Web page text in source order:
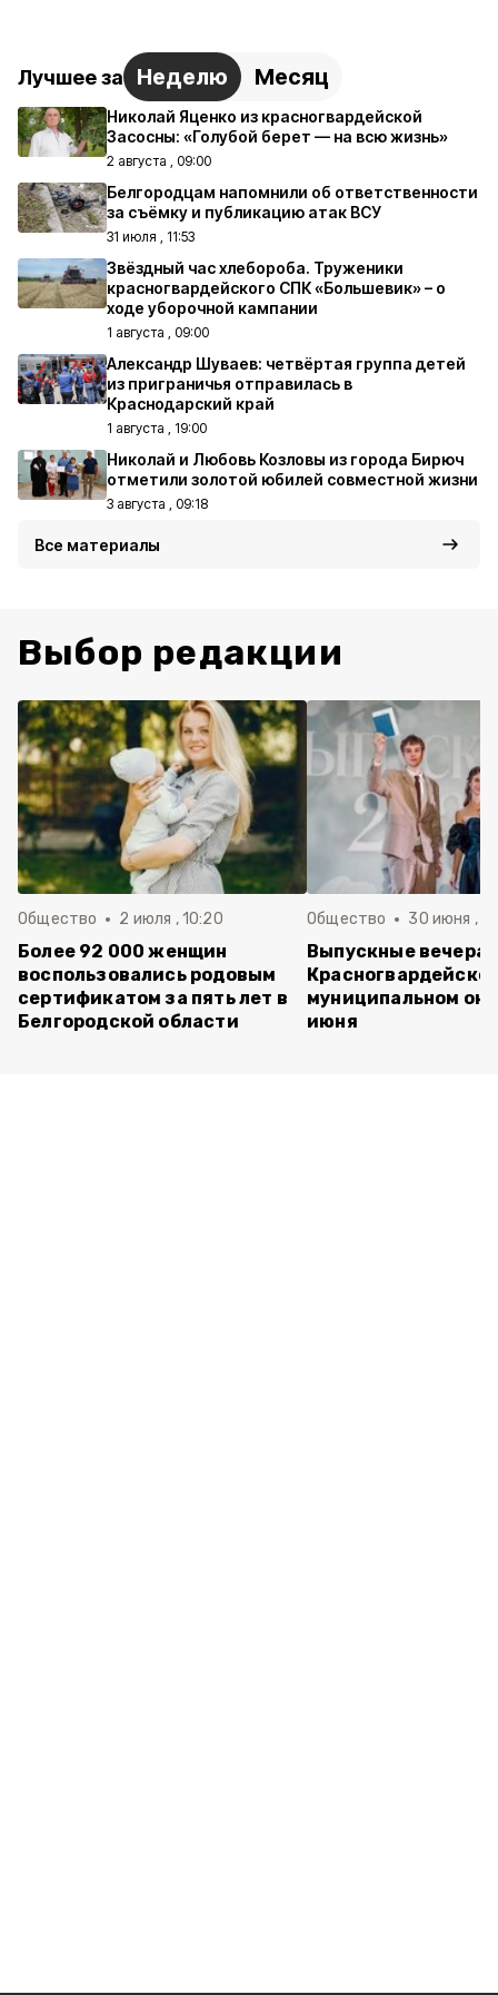
Лучшее за Неделю Месяц
Николай Яценко из красногвардейской
Засосны: «Голубой берет — на всю жизнь»
2 августа , 09:00
Белгородцам напомнили об ответственности
за съёмку и публикацию атак ВСУ
31 июля , 11:53
Звёздный час хлебороба. Труженики
красногвардейского СПК «Большевик» – о
ходе уборочной кампании
1 августа , 09:00
Александр Шуваев: четвёртая группа детей
из приграничья отправилась в
Краснодарский край
1 августа , 19:00
Николай и Любовь Козловы из города Бирюч
отметили золотой юбилей совместной жизни
3 августа , 09:18
Все материалы
Выбор редакции
Общество 2 июля , 10:20
Более 92 000 женщин
воспользовались родовым
сертификатом за пять лет в
Белгородской области
Общество 30 июня ,
Выпускные вечера
муниципальном
июня